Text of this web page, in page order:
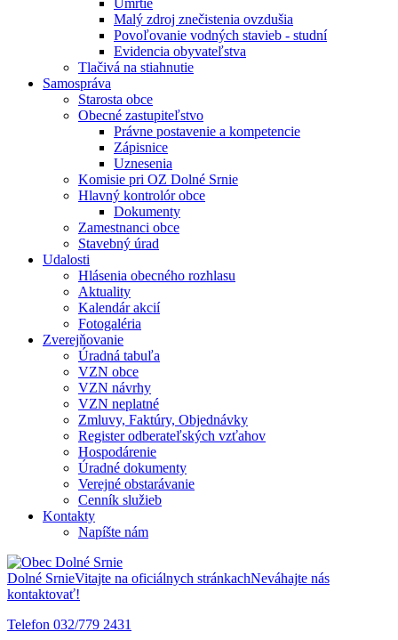
Úmrtie
Malý zdroj znečistenia ovzdušia
Povoľovanie vodných stavieb - studní
Evidencia obyvateľstva
Tlačivá na stiahnutie
Samospráva
Starosta obce
Obecné zastupiteľstvo
Právne postavenie a kompetencie
Zápisnice
Uznesenia
Komisie pri OZ Dolné Srnie
Hlavný kontrolór obce
Dokumenty
Zamestnanci obce
Stavebný úrad
Udalosti
Hlásenia obecného rozhlasu
Aktuality
Kalendár akcií
Fotogaléria
Zverejňovanie
Úradná tabuľa
VZN obce
VZN návrhy
VZN neplatné
Zmluvy, Faktúry, Objednávky
Register odberateľských vzťahov
Hospodárenie
Úradné dokumenty
Verejné obstarávanie
Cenník služieb
Kontakty
Napíšte nám
Dolné SrnieVitajte na oficiálnych stránkachNeváhajte nás
kontaktovať!
Telefon 032/779 2431